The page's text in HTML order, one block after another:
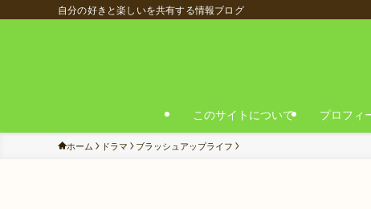
自分の好きと楽しいを共有する情報ブログ
このサイトについて プロフィ
ホーム ドラマ ブラッシュアップライフ